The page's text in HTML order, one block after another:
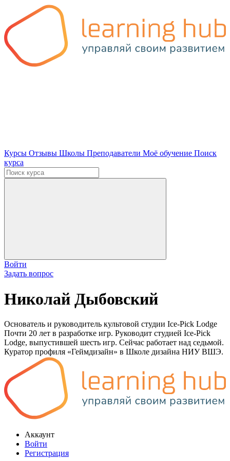
Курсы Отзывы Школы Преподаватели Моё обучение Поиск
курса
Войти
Задать вопрос
Николай Дыбовский
Основатель и руководитель культовой студии Ice-Pick Lodge
Почти 20 лет в разработке игр. Руководит студией Ice-Pick
Lodge, выпустившей шесть игр. Сейчас работает над седьмой.
Куратор профиля «Геймдизайн» в Школе дизайна НИУ ВШЭ.
Аккаунт
Войти
Регистрация